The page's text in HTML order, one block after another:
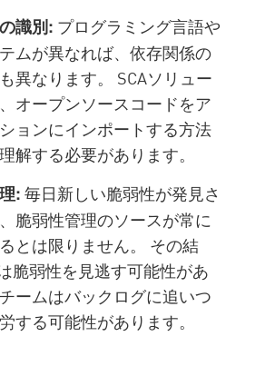
識別: プログラミング言語や
ムが異なれば、依存関係の
異なります。 SCAソリュー
オープンソースコードをア
ョンにインポートする方法
解する必要があります。
:毎日新しい脆弱性が発見さ
脆弱性管理のソースが常に
とは限りません。 その結
脆弱性を見逃す可能性があ
ームはバックログに追いつ
する可能性があります。